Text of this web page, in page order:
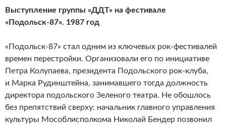
Выступление группы «ДДТ» на фестивале
«Подольск-87». 1987 год
«Подольск-87» стал одним из ключевых рок-фестивалей
времен перестройки. Организовали его по инициативе
Петра Колупаева, президента Подольского рок-клуба,
и Марка Рудинштейна, занимавшего тогда должность
директора подольского Зеленого театра. Не обошлось
без препятствий сверху: начальник главного управления
культуры Мособлисполкома Николай Бендер позвонил